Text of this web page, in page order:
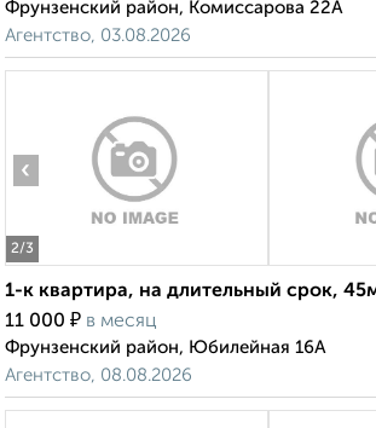
Фрунзенский район, Комиссарова 22А
Агентство, 03.08.2026
2/3
‹
1-к квартира, на длительный срок,
11 000 ₽ в месяц
Фрунзенский район, Юбилейная 16А
Агентство, 08.08.2026